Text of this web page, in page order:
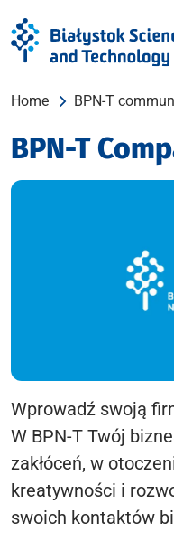
Home BPN-T
BPN-T
Wprowadź swoją
W BPN-T Twój
zakłóceń, w
kreatywności i
swoich kontaktów